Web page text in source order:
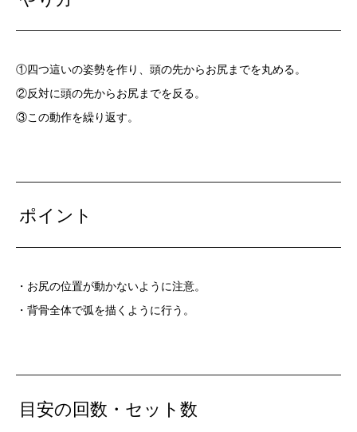
①四つ這いの姿勢を作り、頭の先からお尻までを丸める。
②反対に頭の先からお尻までを反る。
③この動作を繰り返す。
ポイント
・お尻の位置が動かないように注意。
・背骨全体で弧を描くように行う。
目安の回数・セット数